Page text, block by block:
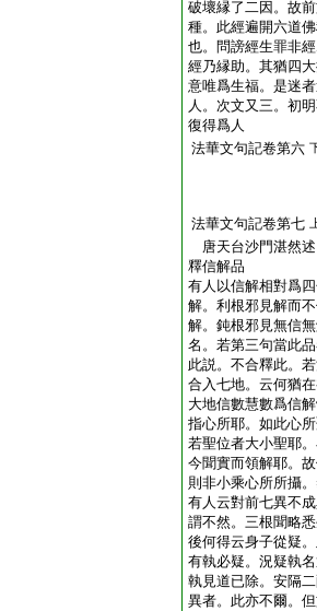
破壞縁了二因。故
種。此經遍開六道
也。問謗經生罪非
經乃縁助。其猶四
意唯爲生福。是迷
人。次文又三。初
復得爲人
法華文句記卷第六
法華文句記卷第七
唐天台沙門湛然
釋信解品
有人以信解相對爲
解。利根邪見解而
解。鈍根邪見無信
名。若第三句當此
此説。不合釋此。
合入七地。云何猶
大地信數慧數爲信
指心所耶。如此心
若聖位者大小聖耶
今聞實而領解耶。
則非小乘心所所攝
有人云對前七異不
謂不然。三根聞略
後何得云身子從疑
有執必疑。況疑執
執見道已除。安隔
異者。此亦不爾。